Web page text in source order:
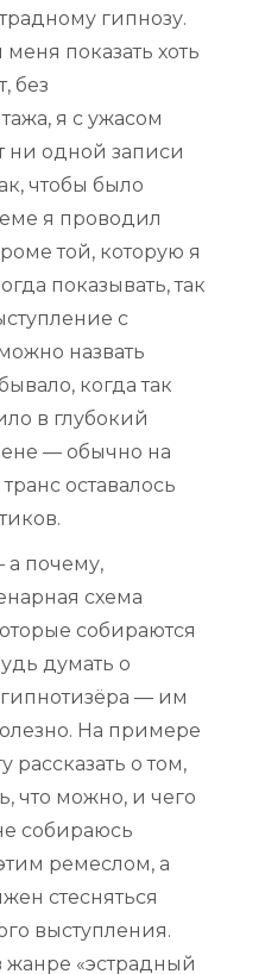
гипнозу.
показать хоть
без
я с ужасом
ни одной записи
чтобы было
я проводил
той, которую я
показывать, так
с
назвать
когда так
в глубокий
— обычно на
оставалось
почему,
схема
собираются
думать о
— им
На примере
рассказать о том,
что можно, и чего
собираюсь
ремеслом, а
стесняться
выступления.
жанре «эстрадный